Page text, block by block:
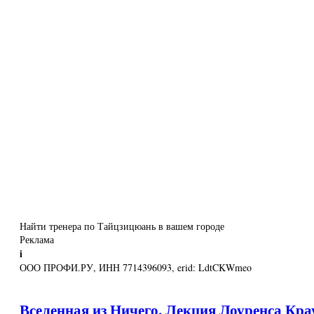
Найти тренера по Тайцзицюань в вашем городе
Реклама
i
ООО ПРОФИ.РУ, ИНН 7714396093, erid: LdtCKWmeo